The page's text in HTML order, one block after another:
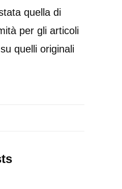
quella di
per gli articoli
quelli originali